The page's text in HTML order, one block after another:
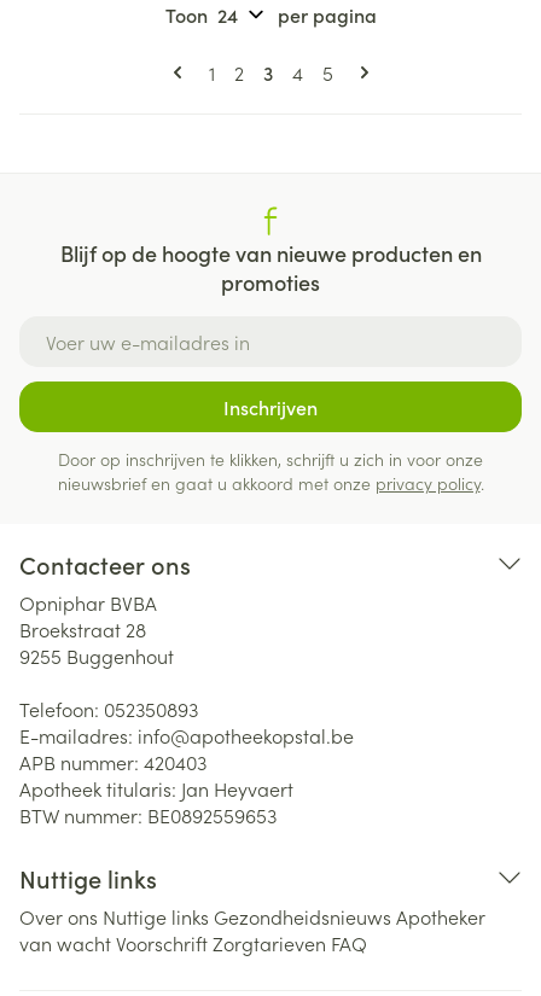
Pagina's
Pagina
1 Pagina
2 U lees momenteel pagina
3 Pagina
4 Pagina
5
Toon per pagina
Blijf op de hoogte van nieuwe producten en
promoties
Inschrijven
Door op inschrijven te klikken, schrijft u zich in voor onze
nieuwsbrief en gaat u akkoord met onze privacy policy.
Contacteer ons
Opniphar BVBA
Broekstraat 28
9255 Buggenhout
Telefoon: 052350893
E-mailadres: info@apotheekopstal.be
APB nummer: 420403
Apotheek titularis: Jan Heyvaert
BTW nummer: BE0892559653
Nuttige links
Over ons Nuttige links Gezondheidsnieuws Apotheker
van wachtVoorschriftZorgtarieven FAQ